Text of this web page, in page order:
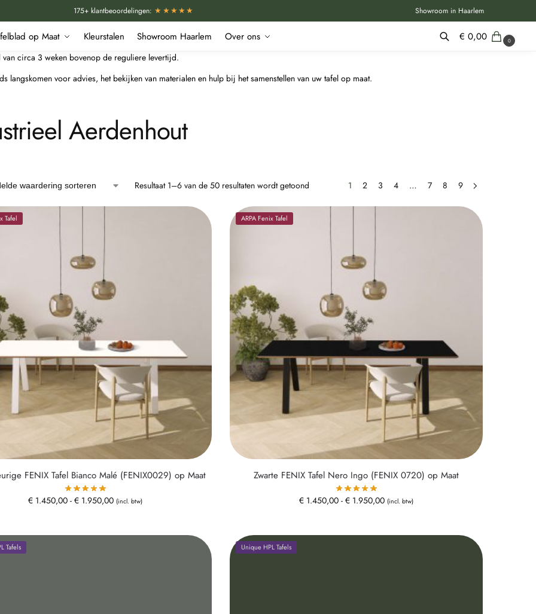
175+ klantbeoordelingen: ★★★★★ Showroom in Haarlem
op Maat Kleurstalen Showroom Haarlem Over ons € 0,00 0
circa 3 weken bovenop de reguliere levertijd.
voor advies, het bekijken van materialen en hulp bij het samenstellen van uw tafel op maat.
Aerdenhout
Resultaat 1–6 van de 50 resultaten wordt getoond 1 2 3 4 … 7 8 9
Tafel
FENIX Tafel Bianco Malé (FENIX0029) op Maat
€ 1.450,00 - € 1.950,00 (incl. btw)
ARPA Fenix Tafel
Zwarte FENIX Tafel Nero Ingo (FENIX 0720) op Maat
€ 1.450,00 - € 1.950,00 (incl. btw)
Tafels Unique HPL Tafels